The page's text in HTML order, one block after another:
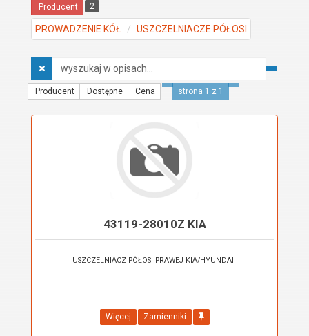
Producent 2
PROWADZENIE KÓŁ USZCZELNIACZE PÓŁOSI
opisach
Producent Dostępne Cena strona 1 z 1
43119-28010Z KIA
USZCZELNIACZ PÓŁOSI PRAWEJ KIA/HYUNDAI
Więcej Zamienniki